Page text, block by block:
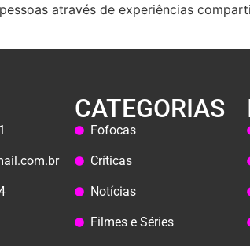
através de experiências
CATEGORIAS
Fofocas
Críticas
Notícias
Filmes e Séries